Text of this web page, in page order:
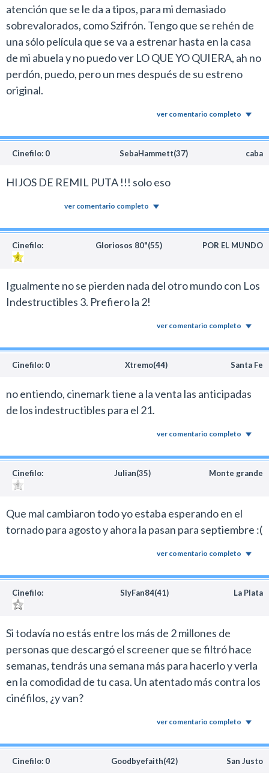
atención que se le da a tipos, para mi demasiado
sobrevalorados, como Szifrón. Tengo que se rehén de
una sólo película que se va a estrenar hasta en la casa
de mi abuela y no puedo ver LO QUE YO QUIERA, ah no
perdón, puedo, pero un mes después de su estreno
original.
ver comentario completo
Cinefilo: 0 SebaHammett(37) caba
HIJOS DE REMIL PUTA !!! solo eso
ver comentario completo
Cinefilo: Gloriosos 80"(55) POR EL MUNDO
Igualmente no se pierden nada del otro mundo con Los
Indestructibles 3. Prefiero la 2!
ver comentario completo
Cinefilo: 0 Xtremo(44) Santa Fe
no entiendo, cinemark tiene a la venta las anticipadas
de los indestructibles para el 21.
ver comentario completo
Cinefilo: Julian(35) Monte grande
Que mal cambiaron todo yo estaba esperando en el
tornado para agosto y ahora la pasan para septiembre :(
ver comentario completo
Cinefilo: SlyFan84(41) La Plata
Si todavía no estás entre los más de 2 millones de
personas que descargó el screener que se filtró hace
semanas, tendrás una semana más para hacerlo y verla
en la comodidad de tu casa. Un atentado más contra los
cinéfilos, ¿y van?
ver comentario completo
Cinefilo: 0 Goodbyefaith(42) San Justo